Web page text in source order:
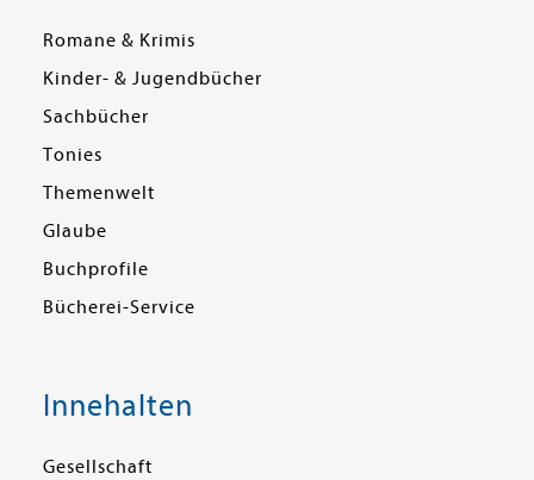
Romane & Krimis
Kinder- & Jugendbücher
Sachbücher
Tonies
Themenwelt
Glaube
Buchprofile
Bücherei-Service
Innehalten
Gesellschaft